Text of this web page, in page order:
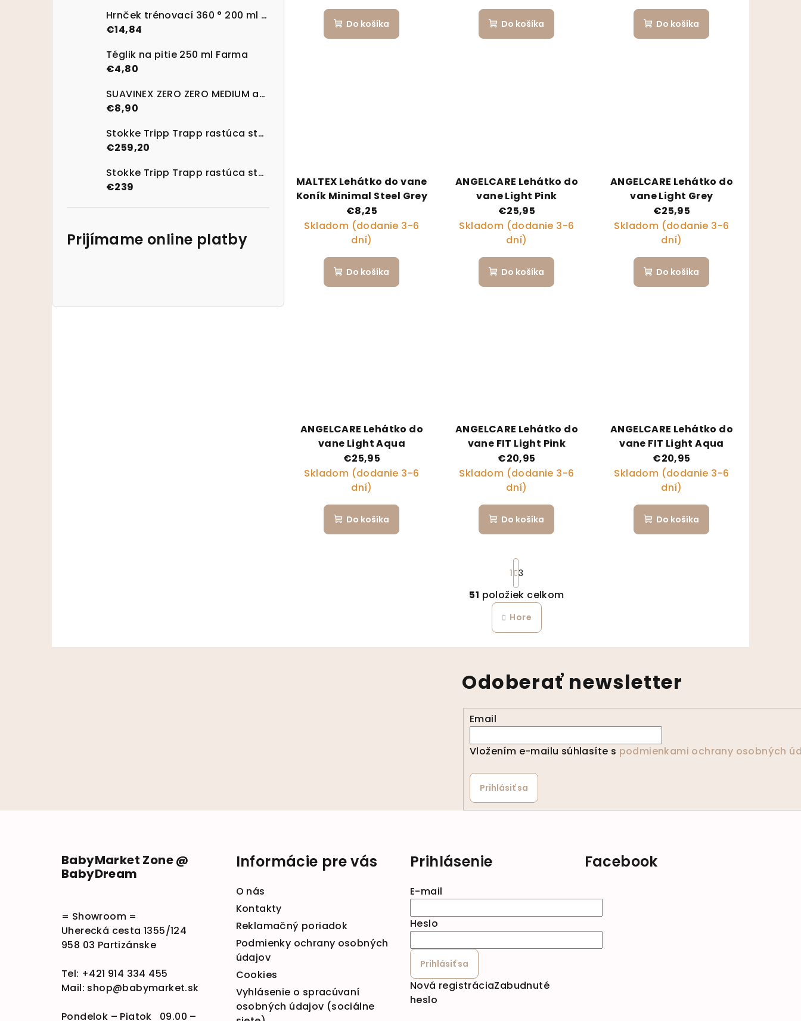
Hrnček trénovací 360 ° 200 ml 6m + Forest Friends
€14,84
Téglik na pitie 250 ml Farma
€4,80
SUAVINEX ZERO ZERO MEDIUM anti-kolikový cumlík M 2 ks
€8,90
Stokke Tripp Trapp rastúca stolička Lemon Yellow + Baby set
€259,20
Stokke Tripp Trapp rastúca stolička Natural
€239
Prijímame online platby
Do košíka Do košíka Do košíka
MALTEX Lehátko do vane
Koník Minimal Steel Grey
€8,25
Skladom (dodanie 3-6
dní)
Do košíka
ANGELCARE Lehátko do
vane Light Pink
€25,95
Skladom (dodanie 3-6
dní)
Do košíka
ANGELCARE Lehátko do
vane Light Grey
€25,95
Skladom (dodanie 3-6
dní)
Do košíka
ANGELCARE Lehátko do
vane Light Aqua
€25,95
Skladom (dodanie 3-6
dní)
Do košíka
ANGELCARE Lehátko do
vane FIT Light Pink
€20,95
Skladom (dodanie 3-6
dní)
Do košíka
ANGELCARE Lehátko do
vane FIT Light Aqua
€20,95
Skladom (dodanie 3-6
dní)
Do košíka
Ovládacie prvky výpisu
Stránkovanie
1 3
51 položiek celkom
Hore
Odoberať newsletter
Email
Vložením e-mailu súhlasíte s podmienkami ochrany osobných
Prihlásiť sa
BabyMarket Zone @
BabyDream
= Showroom =
Uherecká cesta 1355/124
958 03 Partizánske
Tel: +421 914 334 455
Mail: shop@babymarket.sk
Pondelok – Piatok 09.00 –
Informácie pre vás
O nás
Kontakty
Reklamačný poriadok
Podmienky ochrany osobných
údajov
Cookies
Vyhlásenie o spracúvaní
osobných údajov (sociálne
Prihlásenie
E-mail
Heslo
Prihlásiť sa
Nová registráciaZabudnuté
heslo
Facebook